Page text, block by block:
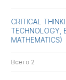
CRITICAL
TECHNOLOGY,
MATHEMATICS)
Всего 2